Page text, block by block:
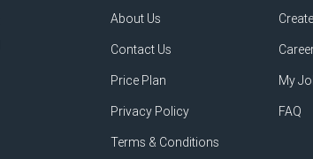
About Us
Contact Us
Price Plan
Privacy Policy
Terms & Conditions
My
FAQ